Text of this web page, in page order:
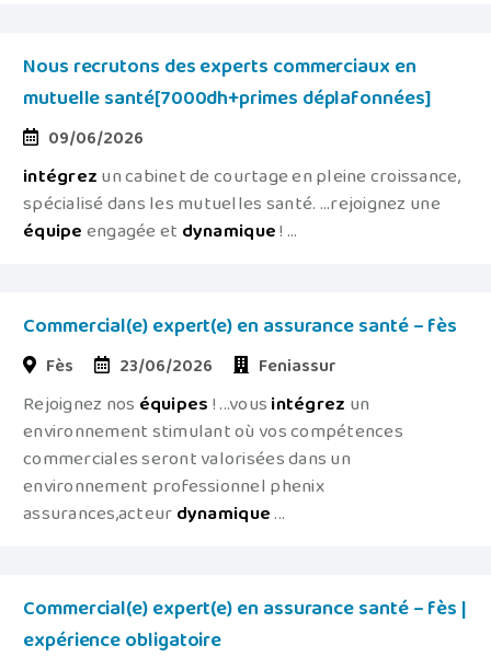
Nous recrutons des experts commerciaux en
mutuelle santé[7000dh+primes déplafonnées]
09/06/2026
intégrezun cabinet de courtage en pleine croissance,
spécialisé dans les mutuelles santé. ...rejoignez une
équipeengagée et dynamique! ...
Commercial(e) expert(e) en assurance santé – fès
Fès 23/06/2026 Feniassur
Rejoignez nos équipes! ...vousintégrez un
environnement stimulant où vos compétences
commerciales seront valorisées dans un
environnement professionnel phenix
assurances,acteurdynamique...
Commercial(e) expert(e) en assurance santé – fès |
expérience obligatoire